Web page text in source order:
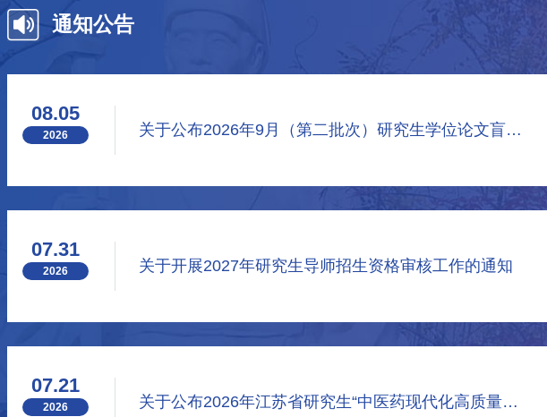
通知公告
08.05
2026 关于公布2026年9月（第二批次）研究生学位论文盲审意见的通知
07.31
2026 关于开展2027年研究生导师招生资格审核工作的通知
07.21
2026 关于公布2026年江苏省研究生“中医药现代化高质量发展”暑期学校入选名单的通知